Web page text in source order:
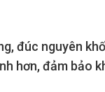
đúc nguyên
hơn, đảm bảo